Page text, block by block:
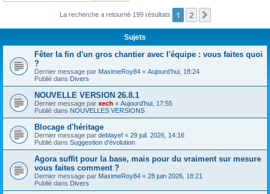
c
La recherche a retourné 199 résultats 1 2
Sujets
Fêter la fin d'un gros chantier avec l'équipe : vous faites quoi
?
Dernier message par MaximeRoy84 « Aujourd’hui, 18:24
Publié dans Divers
NOUVELLE VERSION 26.8.1
Dernier message par xech « Aujourd’hui, 17:55
Publié dans NOUVELLES VERSIONS
Blocage d'héritage
Dernier message par deblayef « 29 juil. 2026, 14:16
Publié dans Suggestion d'évolution
Agora suffit pour la base, mais pour du vraiment sur mesure
vous faites comment ?
Dernier message par MaximeRoy84 « 28 juin 2026, 18:21
Publié dans Divers